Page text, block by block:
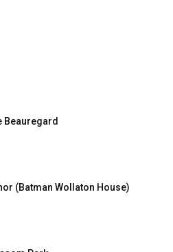
Beauregard
(Batman Wollaton House)